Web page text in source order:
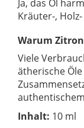
Ja, das Öl
Kräuter-,
Warum
Viele
ätherische
Inhalt: 10 ml